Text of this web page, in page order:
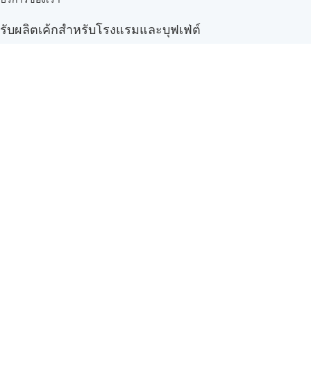
รับผลิตเค้กสำหรับโรงแรมและบุฟเฟ่ต์